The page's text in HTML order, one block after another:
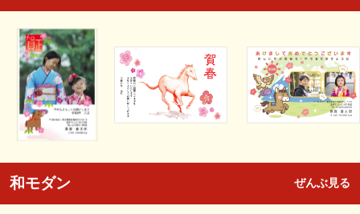
和モダン ぜんぶ見る